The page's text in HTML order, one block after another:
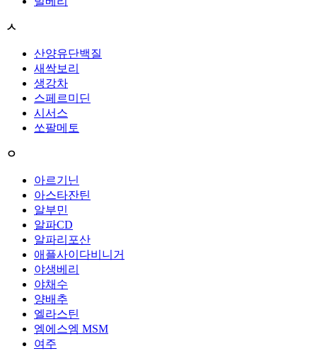
ㅅ
산양유단백질
새싹보리
생강차
스페르미딘
시서스
쏘팔메토
ㅇ
아르기닌
아스타잔틴
알부민
알파CD
알파리포산
애플사이다비니거
야생베리
야채수
양배추
엘라스틴
엠에스엠 MSM
여주